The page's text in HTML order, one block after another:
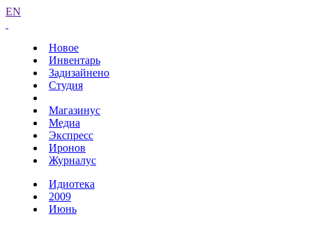
EN
Новое
Инвентарь
Задизайнено
Студия
Магазинус
Медиа
Экспресс
Иронов
Журналус
Идиотека
2009
Июнь